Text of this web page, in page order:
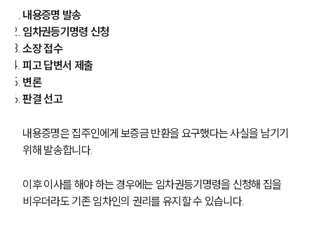
글로벌 파트너 로펌
고객의 소리
업무사례
내용증명 발송
임차권등기명령 신청
소장 접수
피고 답변서 제출
변론
판결 선고
내용증명은 집주인에게 보증금 반환을 요구했다는 사실을 남기기
위해 발송합니다.
이후 이사를 해야 하는 경우에는 임차권등기명령을 신청해 집을
비우더라도 기존 임차인의 권리를 유지할 수 있습니다.